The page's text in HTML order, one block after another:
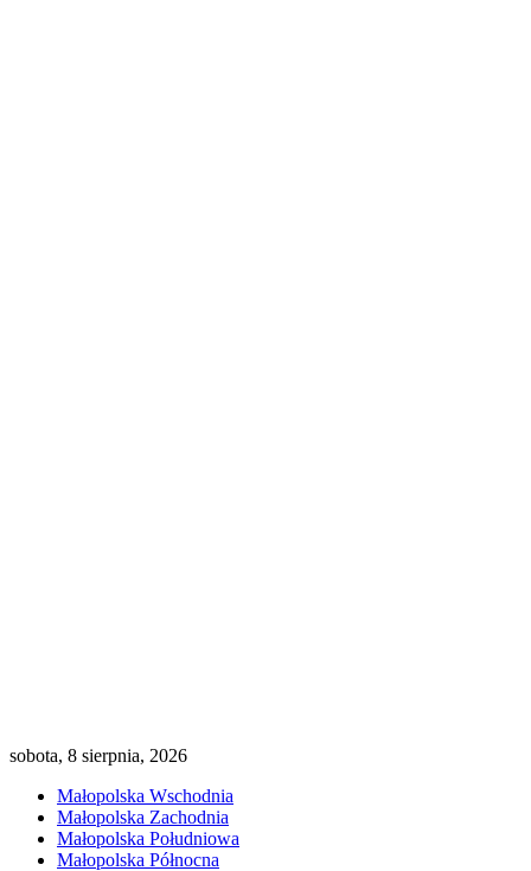
sobota, 8 sierpnia, 2026
Małopolska Wschodnia
Małopolska Zachodnia
Małopolska Południowa
Małopolska Północna